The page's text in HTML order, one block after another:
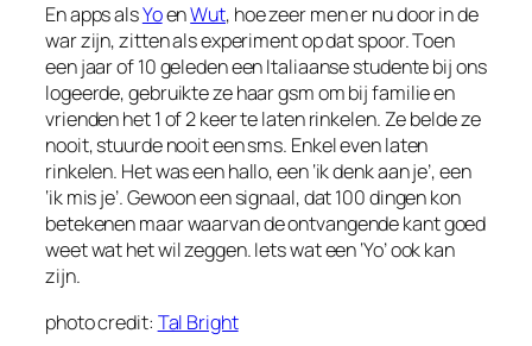
En apps alsYoenWut, hoe zeer men er nu door in de
war zijn, zitten als experiment op dat spoor. Toen
een jaar of 10 geleden een Italiaanse studente bij ons
logeerde, gebruikte ze haar gsm om bij familie en
vrienden het 1 of 2 keer te laten rinkelen. Ze belde ze
nooit, stuurde nooit een sms. Enkel even laten
rinkelen. Het was een hallo, een ‘ik denk aan je’, een
‘ik mis je’. Gewoon een signaal, dat 100 dingen kon
betekenen maar waarvan de ontvangende kant goed
weet wat het wil zeggen. Iets wat een ‘Yo’ ook kan
zijn.
photo credit: Tal Bright